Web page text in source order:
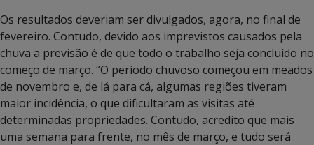
Os resultados deveriam ser divulgados, agora, no final de
fevereiro. Contudo, devido aos imprevistos causados pela
chuva a previsão é de que todo o trabalho seja concluído no
começo de março. “O período chuvoso começou em meados
de novembro e, de lá para cá, algumas regiões tiveram
maior incidência, o que dificultaram as visitas até
determinadas propriedades. Contudo, acredito que mais
uma semana para frente, no mês de março, e tudo será